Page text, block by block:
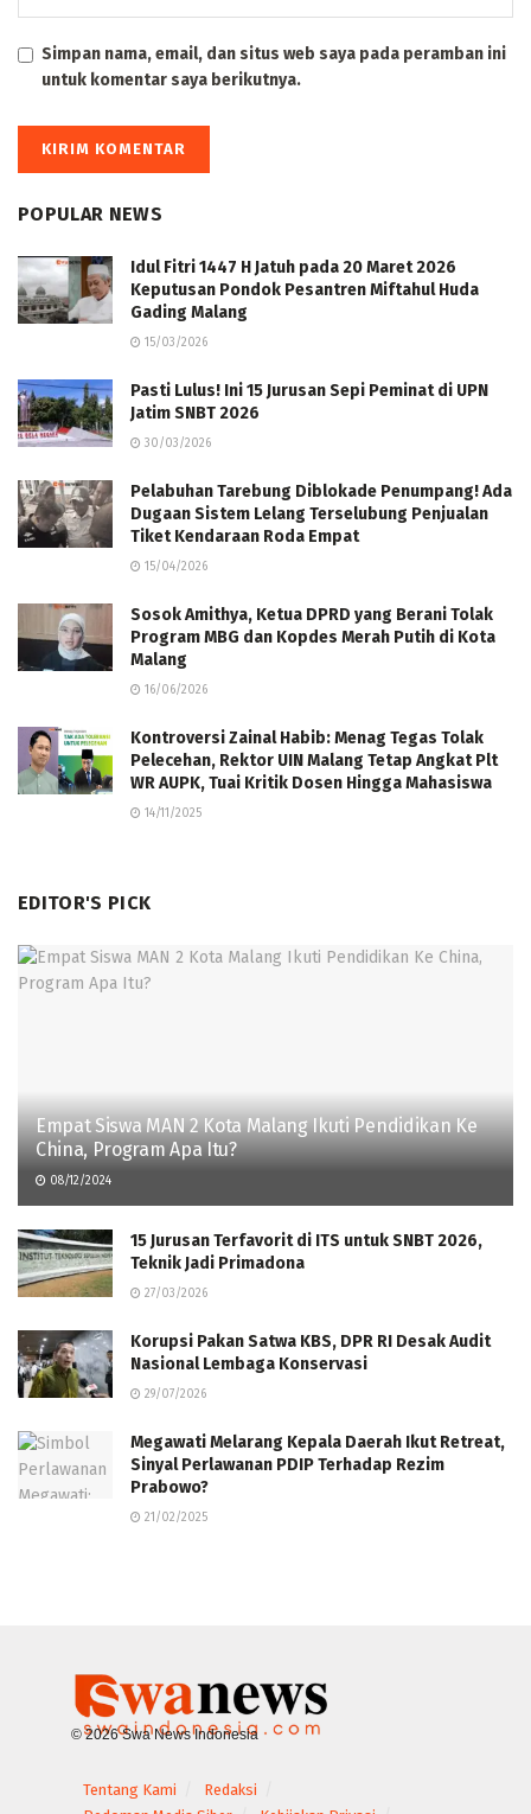
Simpan nama, email, dan situs web saya pada peramban ini
untuk komentar saya berikutnya.
POPULAR NEWS
Idul Fitri 1447 H Jatuh pada 20 Maret 2026
Keputusan Pondok Pesantren Miftahul Huda
Gading Malang
15/03/2026
Pasti Lulus! Ini 15 Jurusan Sepi Peminat di UPN
Jatim SNBT 2026
30/03/2026
Pelabuhan Tarebung Diblokade Penumpang! Ada
Dugaan Sistem Lelang Terselubung Penjualan
Tiket Kendaraan Roda Empat
15/04/2026
Sosok Amithya, Ketua DPRD yang Berani Tolak
Program MBG dan Kopdes Merah Putih di Kota
Malang
16/06/2026
Kontroversi Zainal Habib: Menag Tegas Tolak
Pelecehan, Rektor UIN Malang Tetap Angkat Plt
WR AUPK, Tuai Kritik Dosen Hingga Mahasiswa
14/11/2025
EDITOR'S PICK
Empat Siswa MAN 2 Kota Malang Ikuti Pendidikan Ke
China, Program Apa Itu?
08/12/2024
15 Jurusan Terfavorit di ITS untuk SNBT 2026,
Teknik Jadi Primadona
27/03/2026
Korupsi Pakan Satwa KBS, DPR RI Desak Audit
Nasional Lembaga Konservasi
29/07/2026
Megawati Melarang Kepala Daerah Ikut Retreat,
Sinyal Perlawanan PDIP Terhadap Rezim
Prabowo?
21/02/2025
© 2026 Swa News Indonesia
Tentang Kami
Redaksi